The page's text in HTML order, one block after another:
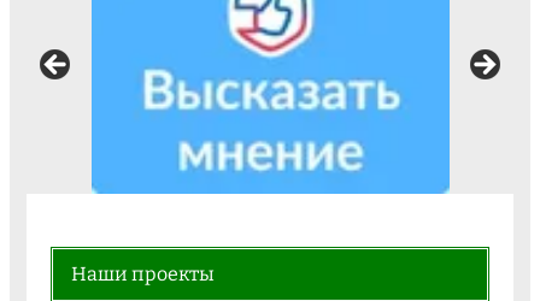
Ваше мнение формирует официальный
рейтинг организации:
Наши проекты